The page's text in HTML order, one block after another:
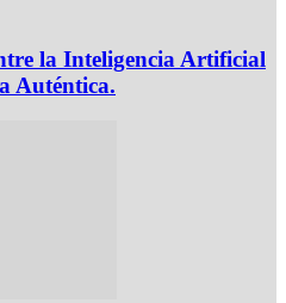
la Inteligencia Artificial
Auténtica.